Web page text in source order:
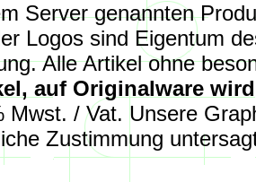
Server genannten
Logos sind Eigentum
Alle Artikel ohne
auf Originalware
Mwst. / Vat. Unsere
Zustimmung